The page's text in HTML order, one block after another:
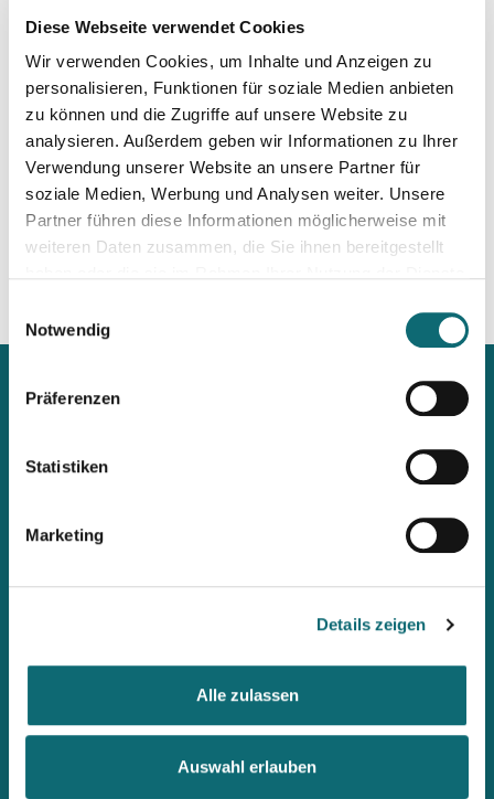
Diese Webseite verwendet Cookies
Wir verwenden Cookies, um Inhalte und Anzeigen zu
personalisieren, Funktionen für soziale Medien anbieten
zu können und die Zugriffe auf unsere Website zu
analysieren. Außerdem geben wir Informationen zu Ihrer
Verwendung unserer Website an unsere Partner für
soziale Medien, Werbung und Analysen weiter. Unsere
Partner führen diese Informationen möglicherweise mit
weiteren Daten zusammen, die Sie ihnen bereitgestellt
Notwendig
Präferenzen
Statistiken
Marketing
Details zeigen
Alle zulassen
Auswahl erlauben
Mit unserem Newsletter
Workshops, Stipendien, Summer Schools, Lehrgänge &
möchtet, abonniert den fjum-Newsletter.